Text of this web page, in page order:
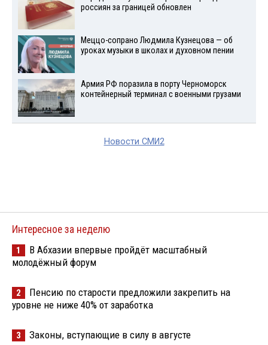
россиян за границей обновлен
Меццо-сопрано Людмила Кузнецова — об
уроках музыки в школах и духовном пении
Армия РФ поразила в порту Черноморск
контейнерный терминал с военными грузами
Новости СМИ2
Интересное за неделю
1
В Абхазии впервые пройдёт масштабный
молодёжный форум
2
Пенсию по старости предложили закрепить на
уровне не ниже 40% от заработка
3 Законы, вступающие в силу в августе